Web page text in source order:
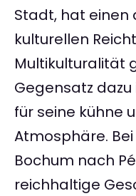
Stadt, hat
kulturellen
Multikulturalität
Gegensatz
für seine kühne
Atmosphäre.
Bochum nach
reichhaltige